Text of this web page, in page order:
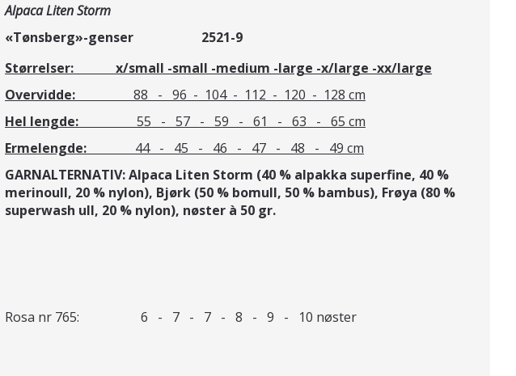
Alpaca Liten Storm
«Tønsberg»-genser 2521-9
Størrelser: x/small -small -medium -large -x/large -xx/large
Overvidde: 88 - 96 - 104 - 112 - 120 - 128 cm
Hel lengde: 55 - 57 - 59 - 61 - 63 - 65 cm
Ermelengde: 44 - 45 - 46 - 47 - 48 - 49 cm
GARNALTERNATIV: Alpaca Liten Storm (40 % alpakka superfine, 40 %
merinoull, 20 % nylon), Bjørk (50 % bomull, 50 % bambus), Frøya (80 %
superwash ull, 20 % nylon), nøster à 50 gr.
Rosa nr 765: 6 - 7 - 7 - 8 - 9 - 10 nøster